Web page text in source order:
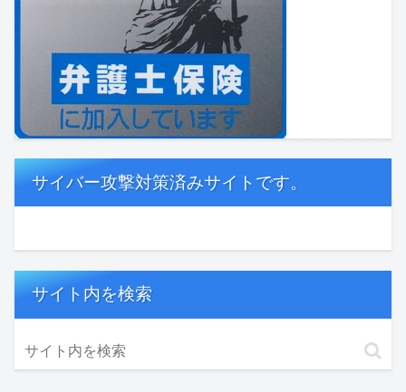
サイバー攻撃対策済みサイトです。
サイト内を検索